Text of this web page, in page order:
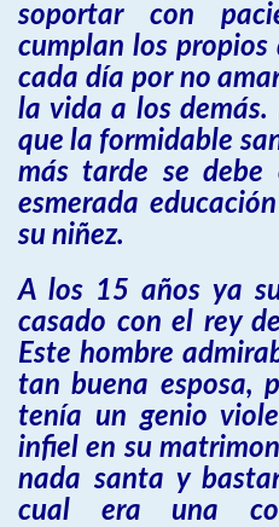
soportar con
cumplan los propios
cada día por no
la vida a los demás.
que la formidable
más tarde se
esmerada
su niñez.
A los 15 años ya
casado con el rey
Este hombre
tan buena esposa,
tenía un genio
infiel en su
nada santa y
cual era una